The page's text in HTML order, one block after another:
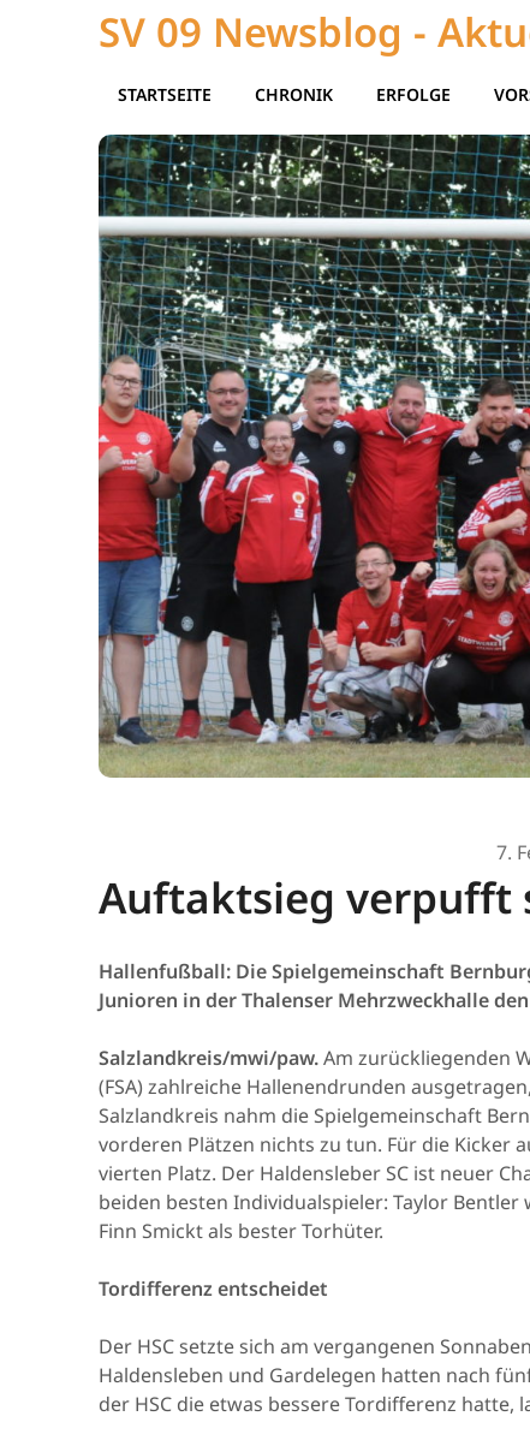
SV 09 Newsblog -
STARTSEITE CHRONIK ERFOLGE
7.
Auftaktsieg verpufft
Hallenfußball: Die Spielgemeinschaft
Junioren in der Thalenser Mehrzweckhalle
Salzlandkreis/mwi/paw.Am zurückliegenden
(FSA) zahlreiche Hallenendrunden
Salzlandkreis nahm die Spielgemeinschaft
vorderen Plätzen nichts zu tun. Für die Kicker
vierten Platz. Der Haldensleber SC ist neuer
beiden besten Individualspieler: Taylor
Finn Smickt als bester Torhüter.
Tordifferenz entscheidet
Der HSC setzte sich am vergangenen
Haldensleben und Gardelegen hatten nach
der HSC die etwas bessere Tordifferenz